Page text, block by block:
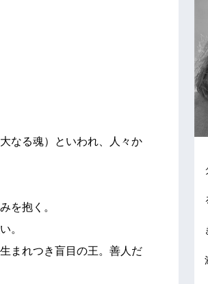
なる魂）といわれ、人々か
を抱く。
。
まれつき盲目の王。善人だ